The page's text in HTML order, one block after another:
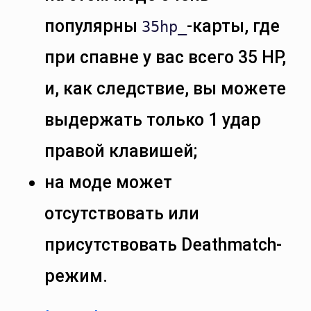
популярны 35hp_ -карты, где
при спавне у вас всего 35 HP,
и, как следствие, вы можете
выдержать только 1 удар
правой клавишей;
на моде может
отсутствовать или
присутствовать Deathmatch-
режим.